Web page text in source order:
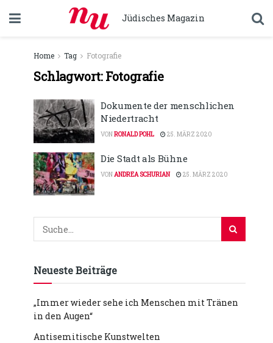
Jüdisches Magazin
Home Tag Fotografie
Schlagwort:Fotografie
Dokumente der menschlichen
Niedertracht
VONRONALD POHL 25. MÄRZ 2020
Die Stadt als Bühne
VON ANDREA SCHURIAN 25. MÄRZ 2020
Neueste Beiträge
„Immer wieder sehe ich Menschen mit Tränen
in den Augen“
Antisemitische Kunstwelten